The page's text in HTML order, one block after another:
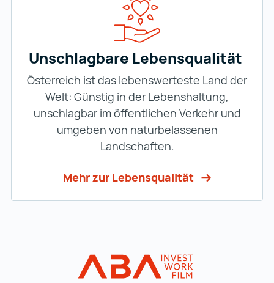
Unschlagbare Lebensqualität
Österreich ist das lebenswerteste Land der
Welt: Günstig in der Lebenshaltung,
unschlagbar im öffentlichen Verkehr und
umgeben von naturbelassenen
Landschaften.
Mehr zur Lebensqualität